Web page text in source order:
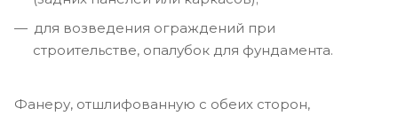
для возведения ограждений при
строительстве, опалубок для фундамента.
Фанеру, отшлифованную с обеих сторон,